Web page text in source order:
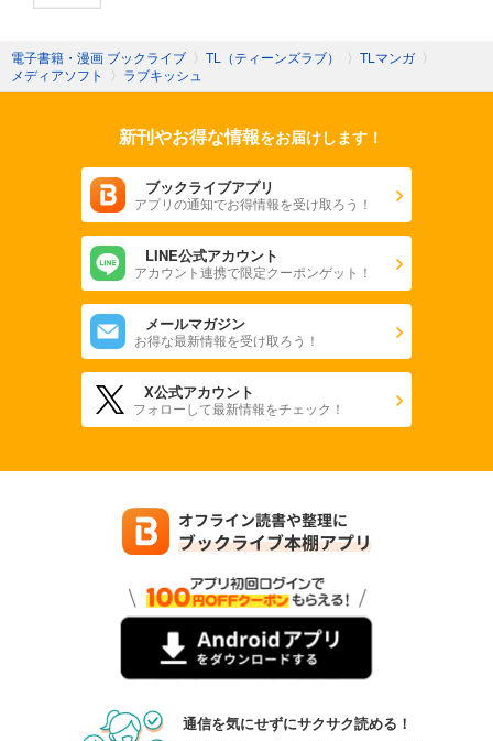
電子書籍・漫画 ブックライブ 〉 TL（ティーンズラブ） 〉 TLマンガ 〉
メディアソフト
〉 ラブキッシュ
新刊やお得な情報をお届けします！
ブックライブアプリ
アプリの通知でお得情報を受け取ろう！
LINE公式アカウント
アカウント連携で限定クーポンゲット！
メールマガジン
お得な最新情報を受け取ろう！
X公式アカウント
フォローして最新情報をチェック！
通信を気にせずにサクサク読める！